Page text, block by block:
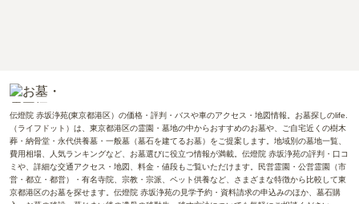
伝燈院 赤坂浄苑(東京都港区）の価格・評判・バスや車のアクセス・地図情報。お墓探しのlife.
（ライフドット）は、東京都港区の霊園・墓地の中からおすすめのお墓や、ご自宅近くの樹木
葬・納骨堂・永代供養墓・一般墓（墓石を建てるお墓）をご提案します。地域別の墓地一覧、
費用相場、人気ランキングなど、お墓選びに役立つ情報が満載。伝燈院 赤坂浄苑の評判・口コ
ミや、詳細な交通アクセス・地図、料金・値段もご覧いただけます。民営霊園・公営霊園（市
営・都立・都営）・有名寺院、宗教・宗派、ペット供養など、さまざまな特徴から比較して東
京都港区のお墓を探せます。伝燈院 赤坂浄苑の見学予約・資料請求の申込みのほか、墓石購